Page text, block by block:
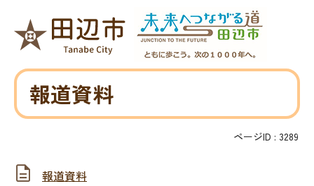
報道資料
ページID : 3289
報道資料